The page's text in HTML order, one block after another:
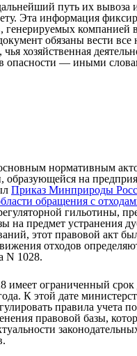
путь их вывоза
Эта информация
генерируемых компанией
обязаны вести
хозяйственная
опасности — иными
основным нормативным
на
Приказ Минприроды
обращения с
гильотины,
на предмет устранения
этот правовой акт
отходов
N 1028.
имеет ограниченный срок
К этой дате
правила учета
правовой базы,